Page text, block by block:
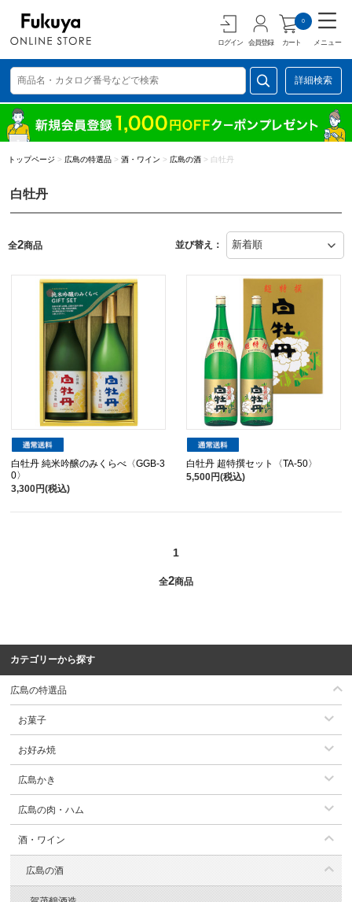
ログイン 会員登録 カート
0
メニュー
詳細検索
トップページ > 広島の特選品 > 酒・ワイン > 広島の酒 > 白牡丹
白牡丹
全2商品 並び替え：
白牡丹 純米吟醸のみくらべ〈GGB-3
0〉
3,300円(税込)
白牡丹 超特撰セット〈TA-50〉
5,500円(税込)
1
全2商品
カテゴリーから探す
広島の特選品
お菓子
お好み焼
広島かき
広島の肉・ハム
酒・ワイン
広島の酒